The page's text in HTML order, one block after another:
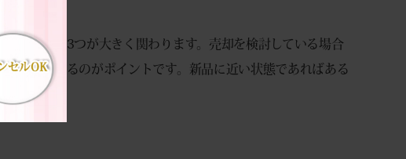
状態」の3つが大きく関わります。売却を検討している場合
依頼をするのがポイントです。新品に近い状態であればある